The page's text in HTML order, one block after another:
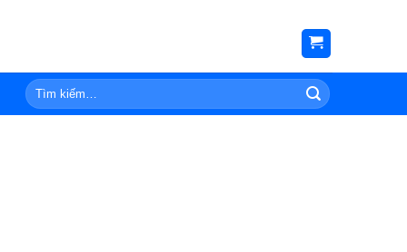
Tìm
kiếm: